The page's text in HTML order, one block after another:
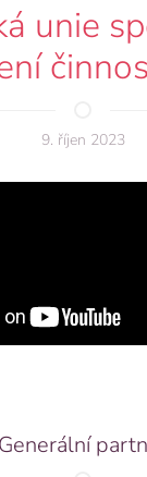
unie
9. říjen 2023
Generální